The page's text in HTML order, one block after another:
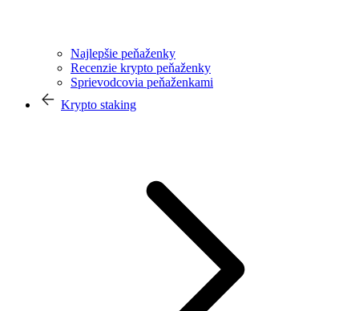
Najlepšie peňaženky
Recenzie krypto peňaženky
Sprievodcovia peňaženkami
Krypto staking